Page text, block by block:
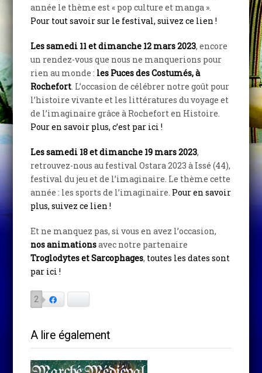
année le thème est « pop culture et manga ».
Pour tout savoir sur le festival, suivez ce lien !
Les samedi 11 et dimanche 12 mars 2023, encore
un rendez-vous que nous ne manquerions pour
rien au monde : les Puces des Costumés, à
Rochefort. L’occasion de célébrer notre goût pour
l’histoire vivante et les littératures du voyage et
de l’imaginaire grâce à Rochefort en Histoire.
Pour en savoir plus, c’est par ici !
Les samedi 18 et dimanche 19 mars 2023,
retrouvez-nous au festival Ostara 2023 à Issé (44),
festival du jeu et de l’imaginaire. Le thème cette
année : les sports de l’imaginaire. Pour en savoir
plus, suivez ce lien !
Et ne manquez pas, si vous en avez l’occasion,
nos animationsavec notre partenaire
Troglodytes et Sarcophages, toutes les dates sont
par ici !
2
A lire également